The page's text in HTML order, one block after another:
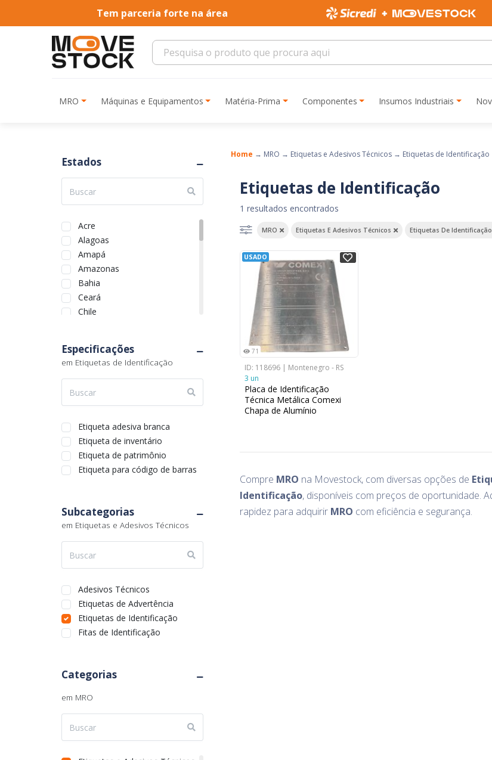
Tem parceria forte na área
MRO Máquinas e Equipamentos Matéria-Prima Componentes Insumos Industriais
Estados
Acre
Alagoas
Amapá
Amazonas
Bahia
Ceará
Chile
Goiás
Maranhão
Mato Grosso
Mato Grosso do Sul
Pará
Paraíba
Paraná
Pernambuco
Rio de Janeiro
Rio Grande do Norte
Rio Grande do Sul
Rondônia
Roraima
Santa Catarina
Sergipe
Tocantins
Categorias
em MRO
Automação Industrial
Eletrônicos
Subcategorias
em Etiquetas e Adesivos Técnicos
Adesivos Técnicos
Etiquetas de Advertência
Etiquetas de Identificação
Fitas de Identificação
Especificações
em Etiquetas de Identificação
Etiqueta adesiva branca
Etiqueta de inventário
Etiqueta de patrimônio
Etiqueta para código de barras
Home → MRO → Etiquetas e Adesivos Técnicos → Etiquetas de Identificação
Etiquetas de Identificação
1 resultados encontrados
MRO Etiquetas E Adesivos Técnicos Etiquetas De Identificação
USADO
71
ID: 118696 | Montenegro - RS
3 un
Placa de Identificação
Técnica Metálica Comexi
Chapa de Alumínio
Compre MRO na Movestock, com diversas opções de
Identificação, disponíveis com preços de oportunidade.
rapidez para adquirir MRO com eficiência e segurança.